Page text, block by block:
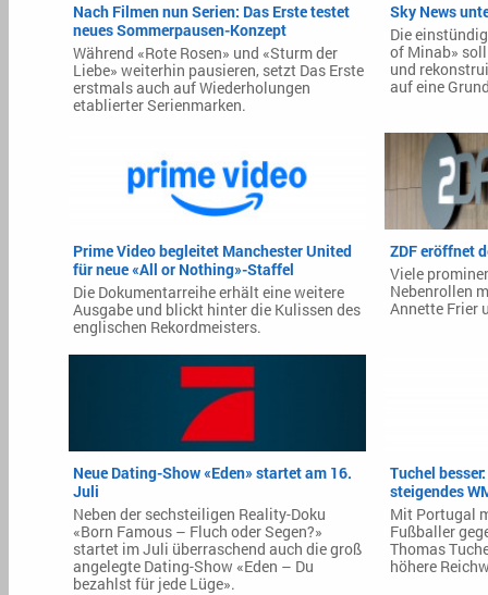
Nach Filmen nun Serien: Das Erste testet
neues Sommerpausen-Konzept
Während «Rote Rosen» und «Sturm der
Liebe» weiterhin pausieren, setzt Das Erste
erstmals auch auf Wiederholungen
etablierter Serienmarken.
Sky News
Die
of Minab»
und
auf eine
Prime Video begleitet Manchester United
für neue «All or Nothing»-Staffel
Die Dokumentarreihe erhält eine weitere
Ausgabe und blickt hinter die Kulissen des
englischen Rekordmeisters.
ZDF eröffnet
Viele
Nebenrollen
Annette Frier
Neue Dating-Show «Eden» startet am 16.
Juli
Neben der sechsteiligen Reality-Doku
«Born Famous – Fluch oder Segen?»
startet im Juli überraschend auch die groß
angelegte Dating-Show «Eden – Du
bezahlst für jede Lüge».
Tuchel
steigendes
Mit Portugal
Fußballer
Thomas
höhere